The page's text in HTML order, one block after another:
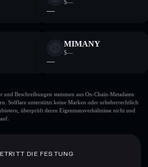
$—
—
MIMANY
$—
—
Beschreibungen stammen aus On-Chain-Metadaten
Solflare unterstützt keine Marken oder urheberrechtlich
überprüft deren Eigentumsverhältnisse nicht und
DIE FESTUNG